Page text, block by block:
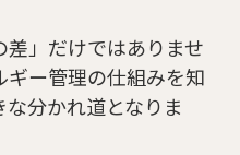
」だけではありませ
ー管理の仕組みを知
分かれ道となりま